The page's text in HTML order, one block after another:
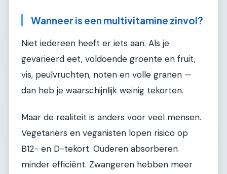
Wanneer is een multivitamine zinvol?
Niet iedereen heeft er iets aan. Als je
gevarieerd eet, voldoende groente en fruit,
vis, peulvruchten, noten en volle granen —
dan heb je waarschijnlijk weinig tekorten.
Maar de realiteit is anders voor veel mensen.
Vegetariërs en veganisten lopen risico op
B12- en D-tekort. Ouderen absorberen
minder efficiënt. Zwangeren hebben meer